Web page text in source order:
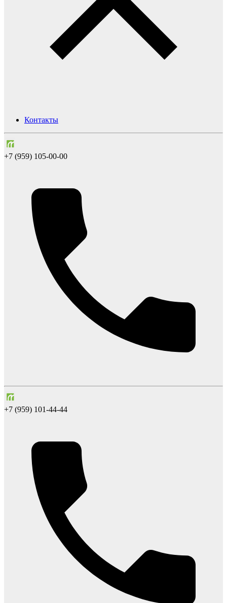
Контакты
+7 (959) 105-00-00
+7 (959) 101-44-44